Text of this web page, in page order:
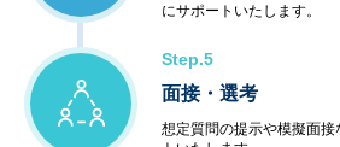
にサポートいたします。
Step.5
面接・選考
想定質問の提示や模擬面